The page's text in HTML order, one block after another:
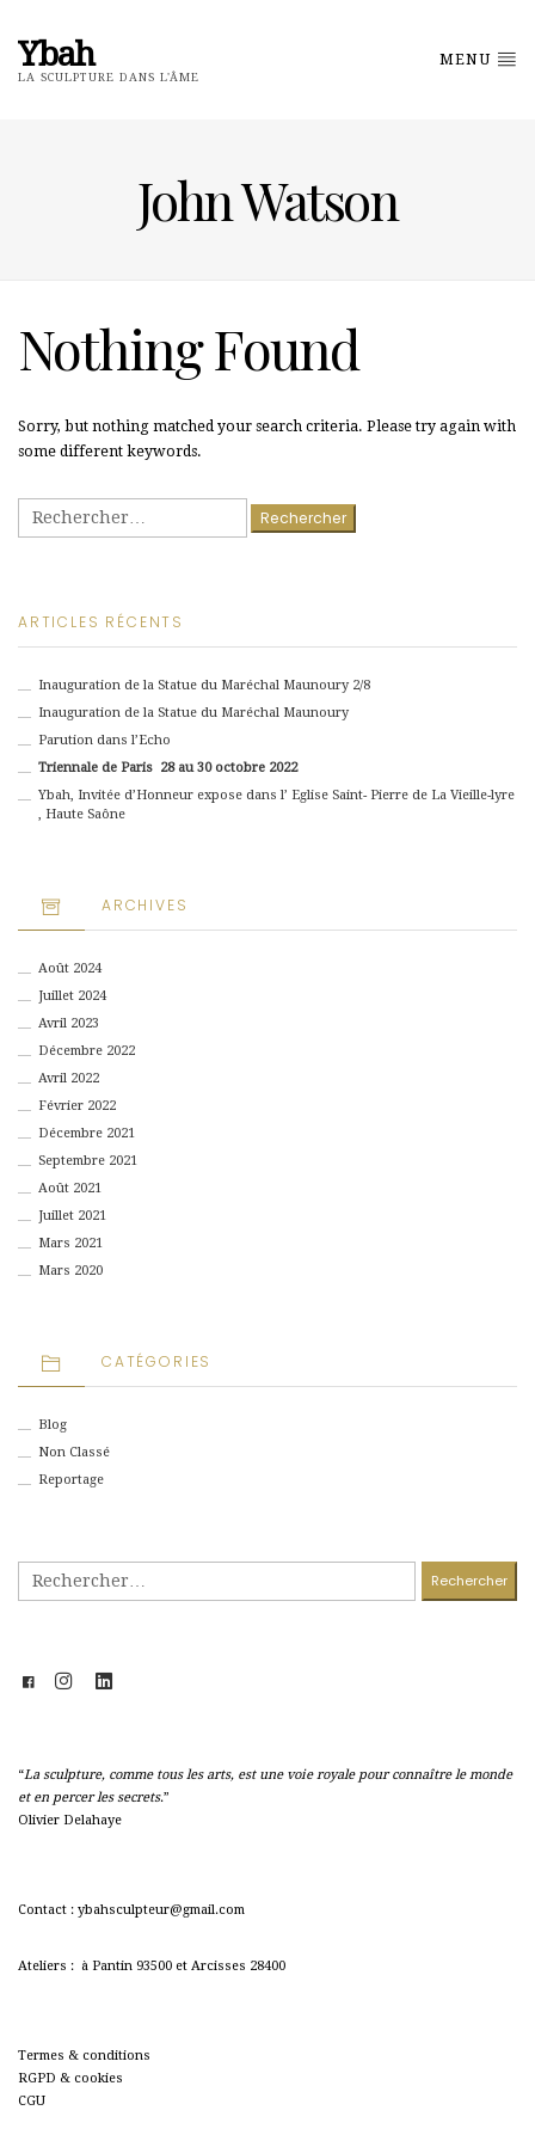
Ybah
LA SCULPTURE DANS L'ÂME
MENU
John Watson
Nothing Found
Sorry, but nothing matched your search criteria. Please try again with
some different keywords.
Rechercher :
ARTICLES RÉCENTS
Inauguration de la Statue du Maréchal Maunoury 2/8
Inauguration de la Statue du Maréchal Maunoury
Parution dans l’Echo
Triennale de Paris 28 au 30 octobre 2022
Ybah, Invitée d’Honneur expose dans l’ Eglise Saint- Pierre de La Vieille-lyre
, Haute Saône
ARCHIVES
Août 2024
Juillet 2024
Avril 2023
Décembre 2022
Avril 2022
Février 2022
Décembre 2021
Septembre 2021
Août 2021
Juillet 2021
Mars 2021
Mars 2020
CATÉGORIES
Blog
Non Classé
Reportage
“La sculpture, comme tous les arts, est une voie royale pour connaître le monde
et en percer les secrets.”
Olivier Delahaye
Contact : ybahsculpteur@gmail.com
Ateliers : à Pantin 93500 et Arcisses 28400
Termes & conditions
RGPD & cookies
CGU